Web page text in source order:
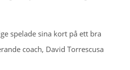
spelade sina kort på ett bra
coach, David Torrescusa